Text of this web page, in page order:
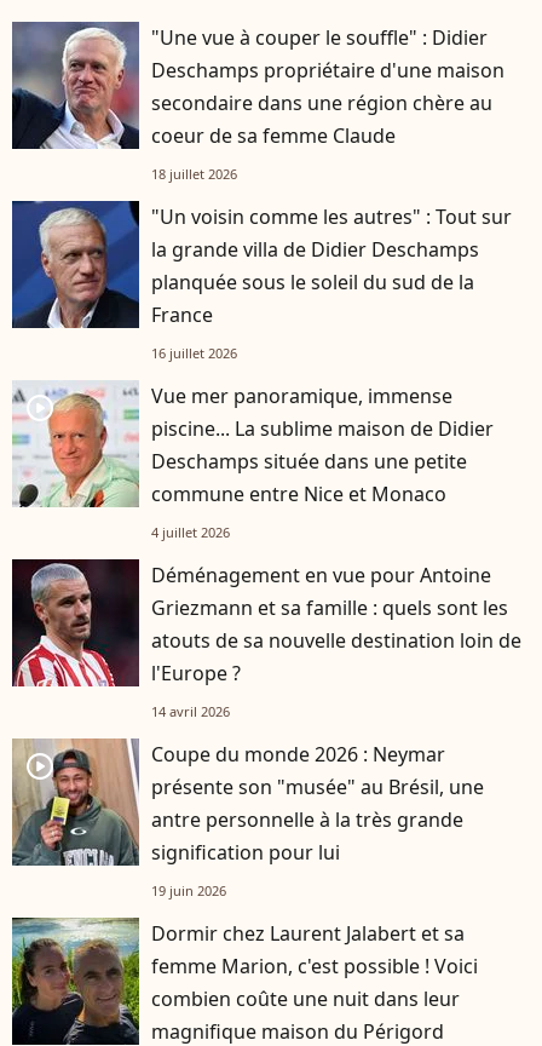
"Une vue à couper le souffle" : Didier
Deschamps propriétaire d'une maison
secondaire dans une région chère au
coeur de sa femme Claude
18 juillet 2026
"Un voisin comme les autres" : Tout sur
la grande villa de Didier Deschamps
planquée sous le soleil du sud de la
France
16 juillet 2026
player2
Vue mer panoramique, immense
piscine... La sublime maison de Didier
Deschamps située dans une petite
commune entre Nice et Monaco
4 juillet 2026
Déménagement en vue pour Antoine
Griezmann et sa famille : quels sont les
atouts de sa nouvelle destination loin de
l'Europe ?
14 avril 2026
player2
Coupe du monde 2026 : Neymar
présente son "musée" au Brésil, une
antre personnelle à la très grande
signification pour lui
19 juin 2026
Dormir chez Laurent Jalabert et sa
femme Marion, c'est possible ! Voici
combien coûte une nuit dans leur
magnifique maison du Périgord